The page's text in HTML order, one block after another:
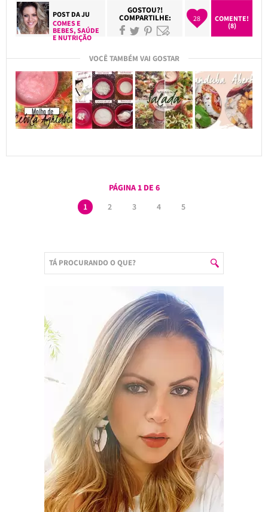
POST DAJU
COMES E
BEBES,SAÚDE
E NUTRIÇÃO
GOSTOU?!
COMPARTILHE: 28
COMENTE!
(8)
VOCÊ TAMBÉM VAI GOSTAR
PÁGINA 1 DE 6
1
2 3 4 5